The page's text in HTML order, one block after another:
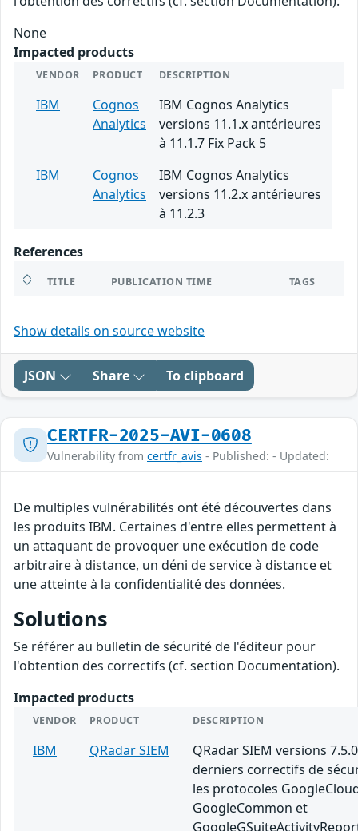
None
Impacted products
VENDOR PRODUCT DESCRIPTION
IBM
Cognos
Analytics
IBM Cognos Analytics
versions 11.1.x antérieures
à 11.1.7 Fix Pack 5
IBM
Cognos
Analytics
IBM Cognos Analytics
versions 11.2.x antérieures
à 11.2.3
References
TITLE PUBLICATION TIME TAGS
Show details on source website
JSON Share To clipboard
CERTFR-2025-AVI-0608
Vulnerability from certfr_avis - Published: - Updated:
De multiples vulnérabilités ont été découvertes dans
les produits IBM. Certaines d'entre elles permettent à
un attaquant de provoquer une exécution de code
arbitraire à distance, un déni de service à distance et
une atteinte à la confidentialité des données.
Solutions
Se référer au bulletin de sécurité de l'éditeur pour
l'obtention des correctifs (cf. section Documentation).
Impacted products
VENDOR PRODUCT DESCRIPTION
IBM QRadar SIEM
QRadar SIEM versions
derniers correctifs de
les protocoles
GoogleCommon et